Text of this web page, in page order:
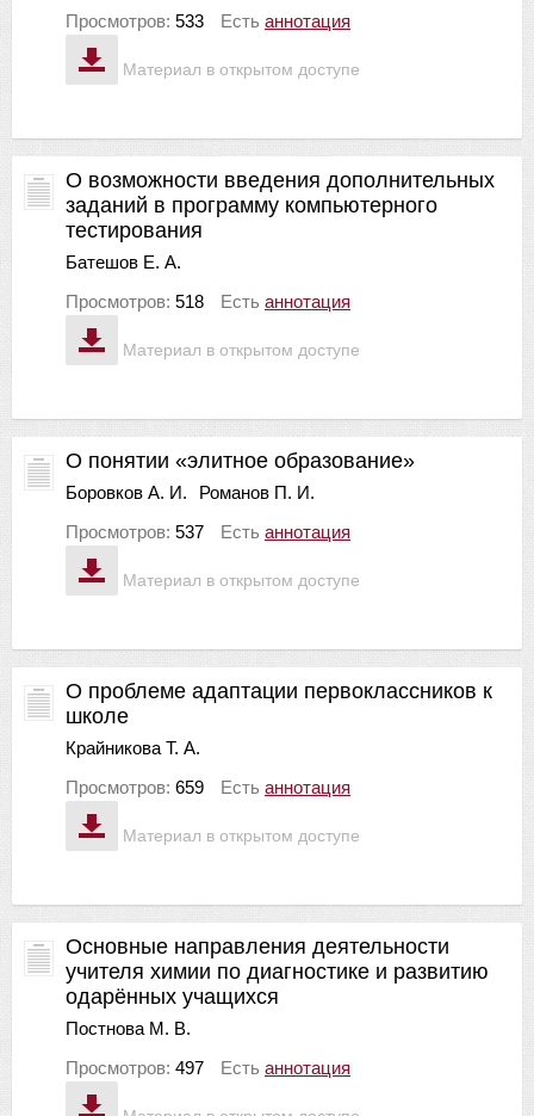
Материал в открытом доступе
Просмотров: 533 Есть аннотация
Материал в открытом доступе
О возможности введения дополнительных
заданий в программу компьютерного
тестирования
Батешов Е. А.
Просмотров: 518 Есть аннотация
Материал в открытом доступе
О понятии «элитное образование»
Боровков А. И.
Романов П. И.
Просмотров: 537 Есть аннотация
Материал в открытом доступе
О проблеме адаптации первоклассников к
школе
Крайникова Т. А.
Просмотров: 659 Есть аннотация
Основные направления деятельности
учителя химии по диагностике и развитию
одарённых учащихся
Постнова М. В.
Просмотров: 497 Есть аннотация